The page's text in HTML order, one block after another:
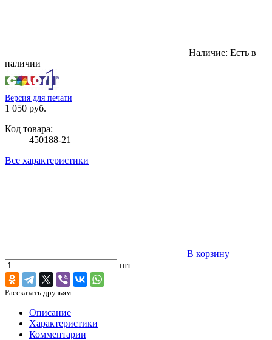
Наличие: Есть в
наличии
Версия для печати
1 050 руб.
Код товара:
450188-21
Все характеристики
В корзину
шт
Рассказать друзьям
Описание
Характеристики
Комментарии